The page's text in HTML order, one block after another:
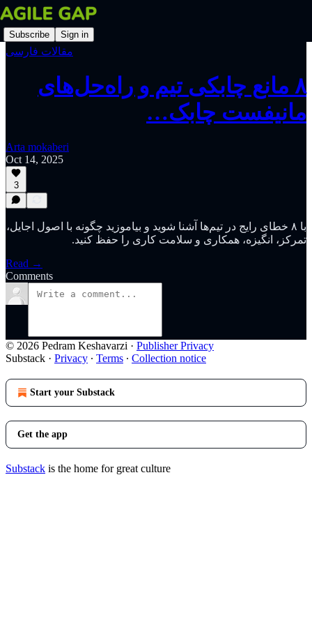
Subscribe Sign in
مقالات فارسی
‫۸ مانع چابکی تیم و راه‌حل‌های
مانیفست چابک…
Arta mokaberi
Oct 14, 2025
3
با ۸ خطای رایج در تیم‌ها آشنا شوید و بیاموزید چگونه با اصول اجایل،
تمرکز، انگیزه، همکاری و‫ سلامت کاری را حفظ کنید.
Read →
Comments
© 2026 Pedram Keshavarzi · Publisher Privacy
Substack · Privacy ∙ Terms ∙ Collection notice
Start your Substack
Get the app
Substack is the home for great culture